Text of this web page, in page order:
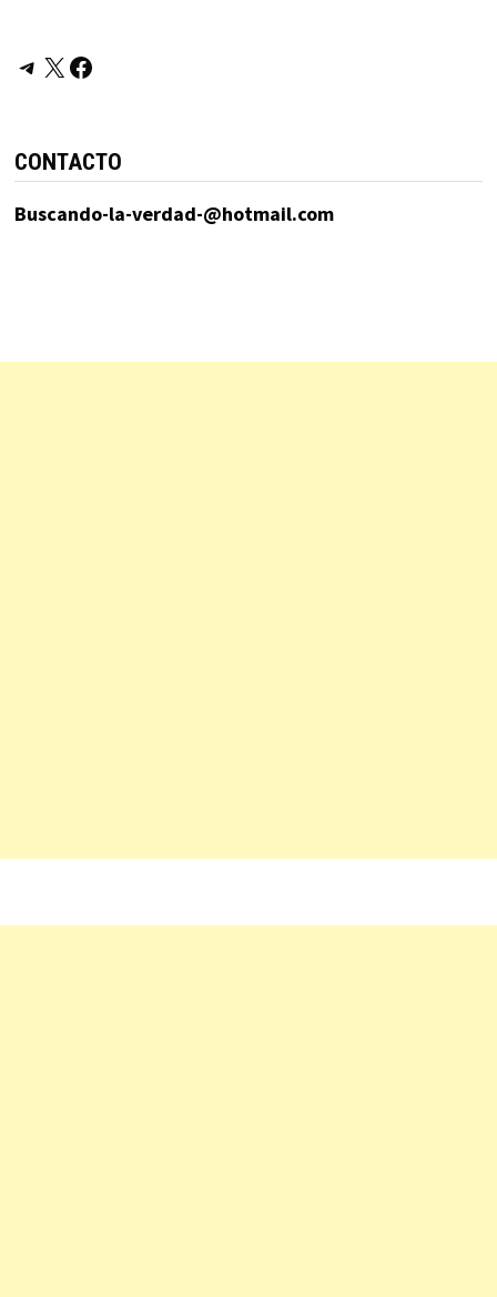
Telegram
X Facebook
CONTACTO
Buscando-la-verdad-@hotmail.com